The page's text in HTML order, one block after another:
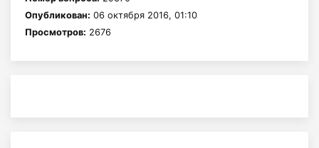
Опубликован: 06 октября 2016, 01:10
Просмотров: 2676